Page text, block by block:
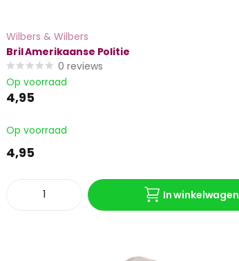
Wilbers & Wilbers
Bril Amerikaanse Politie
0 reviews
Op voorraad
4,95
Op voorraad
4,95
In winkelwagen